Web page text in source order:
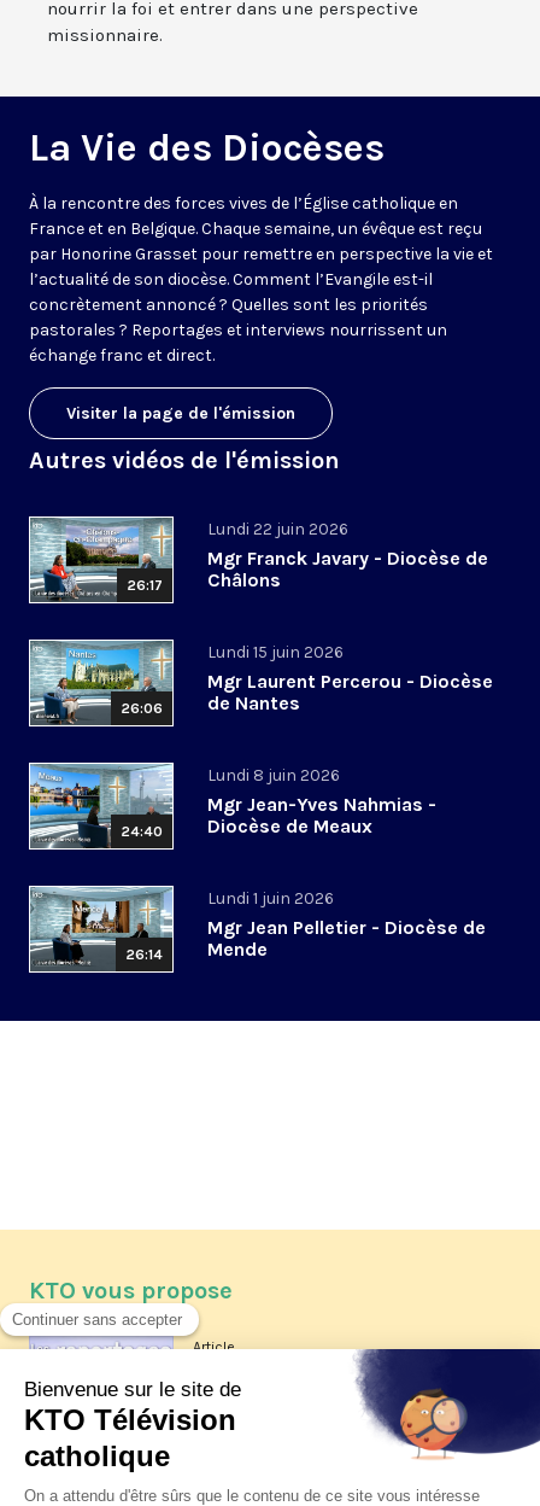
nourrir la foi et entrer dans une perspective
missionnaire.
La Vie des Diocèses
À la rencontre des forces vives de l’Église catholique en
France et en Belgique. Chaque semaine, un évêque est reçu
par Honorine Grasset pour remettre en perspective la vie et
l’actualité de son diocèse. Comment l’Evangile est-il
concrètement annoncé ? Quelles sont les priorités
pastorales ? Reportages et interviews nourrissent un
échange franc et direct.
Visiter la page de l'émission
Autres vidéos de l'émission
26:17
Lundi 22 juin 2026
Mgr Franck Javary - Diocèse de
Châlons
26:06
Lundi 15 juin 2026
Mgr Laurent Percerou - Diocèse
de Nantes
24:40
Lundi 8 juin 2026
Mgr Jean-Yves Nahmias -
Diocèse de Meaux
26:14
Lundi 1 juin 2026
Mgr Jean Pelletier - Diocèse de
Mende
KTO vous propose
Article
Les reportages d'été 2026 de KTO
La visite pastorale du pape Léon